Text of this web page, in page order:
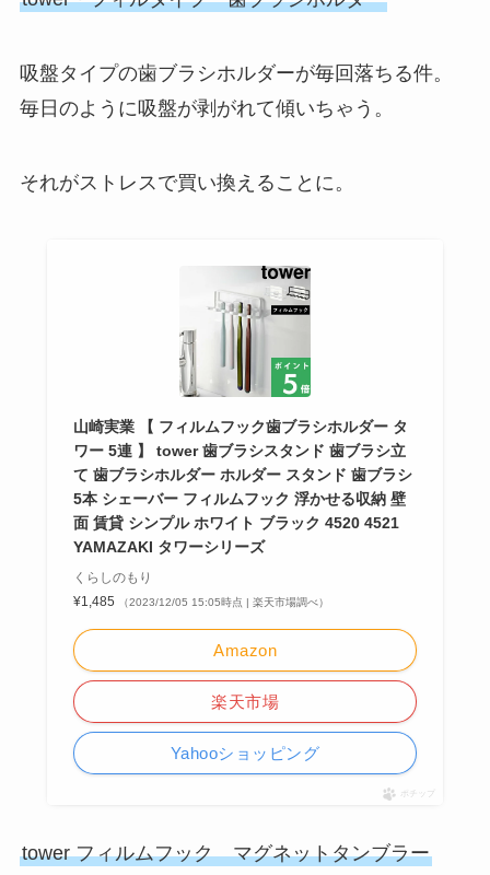
吸盤タイプの歯ブラシホルダーが毎回落ちる件。
毎日のように吸盤が剥がれて傾いちゃう。
それがストレスで買い換えることに。
山崎実業 【 フィルムフック歯ブラシホルダー タ
ワー 5連 】 tower 歯ブラシスタンド 歯ブラシ立
て 歯ブラシホルダー ホルダー スタンド 歯ブラシ
5本 シェーバー フィルムフック 浮かせる収納 壁
面 賃貸 シンプル ホワイト ブラック 4520 4521
YAMAZAKI タワーシリーズ
くらしのもり
¥1,485
（2023/12/05 15:05時点 | 楽天市場調べ）
Amazon
楽天市場
Yahooショッピング
ポチップ
tower フィルムフック マグネットタンブラー